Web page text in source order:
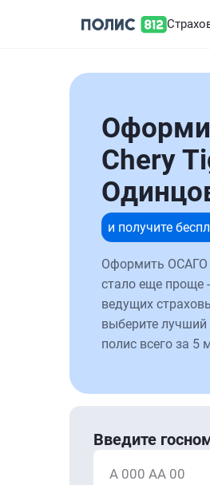
Chery
и получите
Оформить ОСАГО
стало еще проще
ведущих
выберите лучший
полис всего за 5
Введите
А 000 АА 00